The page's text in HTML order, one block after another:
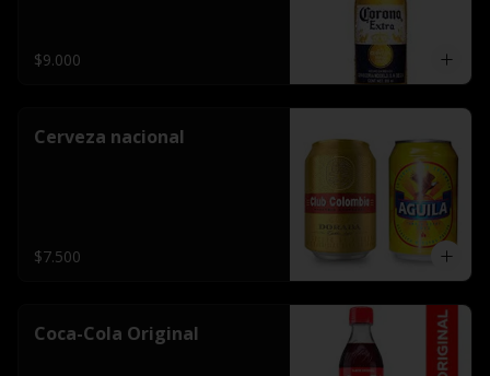
$9.000
Cerveza nacional
$7.500
Coca-Cola Original